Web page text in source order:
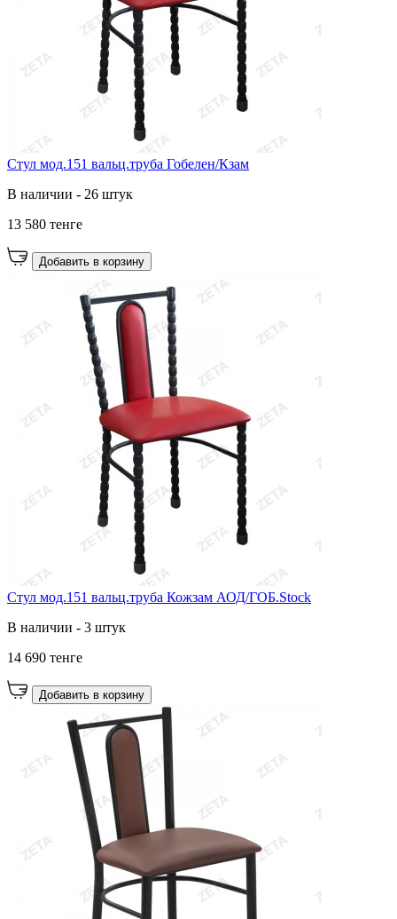
Стул мод.151 вальц.труба Гобелен/Кзам
В наличии - 26 штук
13 580 тенге
Добавить в корзину
Стул мод.151 вальц.труба Кожзам АОД/ГОБ.Stock
В наличии - 3 штук
14 690 тенге
Добавить в корзину